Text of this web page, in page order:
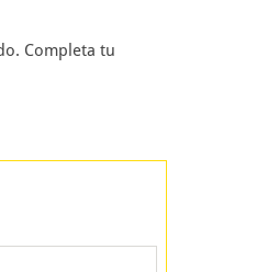
Completa tu